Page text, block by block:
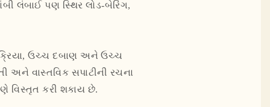
લંબાઈ પણ સ્થિર લોડ-બેરિંગ,
ઉચ્ચ દબાણ અને ઉચ્ચ
અને વાસ્તવિક સપાટીની રચના
કરી શકાય છે.